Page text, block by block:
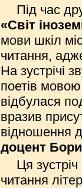
Під час
«Світ
мови шкіл
читання,
На зустрічі
поетів мовою
відбулася
вразив
відношення
доцент
Ця
читання